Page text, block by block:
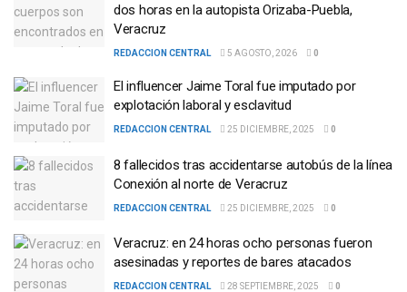
dos horas en la autopista Orizaba-Puebla,
Veracruz
REDACCION CENTRAL 5 AGOSTO, 2026 0
El influencer Jaime Toral fue imputado por
explotación laboral y esclavitud
REDACCION CENTRAL 25 DICIEMBRE, 2025 0
8 fallecidos tras accidentarse autobús de la línea
Conexión al norte de Veracruz
REDACCION CENTRAL 25 DICIEMBRE, 2025 0
Veracruz: en 24 horas ocho personas fueron
asesinadas y reportes de bares atacados
REDACCION CENTRAL 28 SEPTIEMBRE, 2025 0